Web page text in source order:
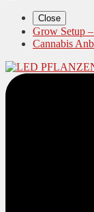
Close
Grow Setup
Cannabis